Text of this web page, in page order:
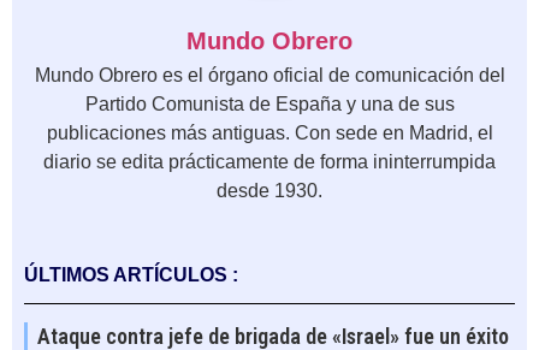
Mundo Obrero
Mundo Obrero es el órgano oficial de comunicación del
Partido Comunista de España y una de sus
publicaciones más antiguas. Con sede en Madrid, el
diario se edita prácticamente de forma ininterrumpida
desde 1930.
ÚLTIMOS ARTÍCULOS :
Ataque contra jefe de brigada de «Israel» fue un éxito